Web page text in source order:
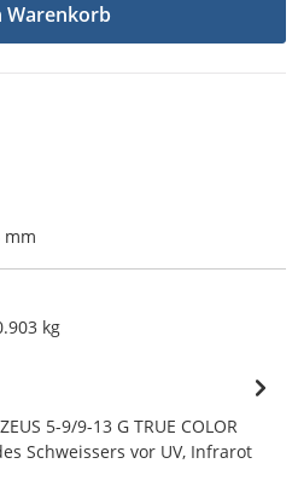
Warenkorb
mm
kg
5-9/9-13 G TRUE COLOR
Schweissers vor UV, Infrarot